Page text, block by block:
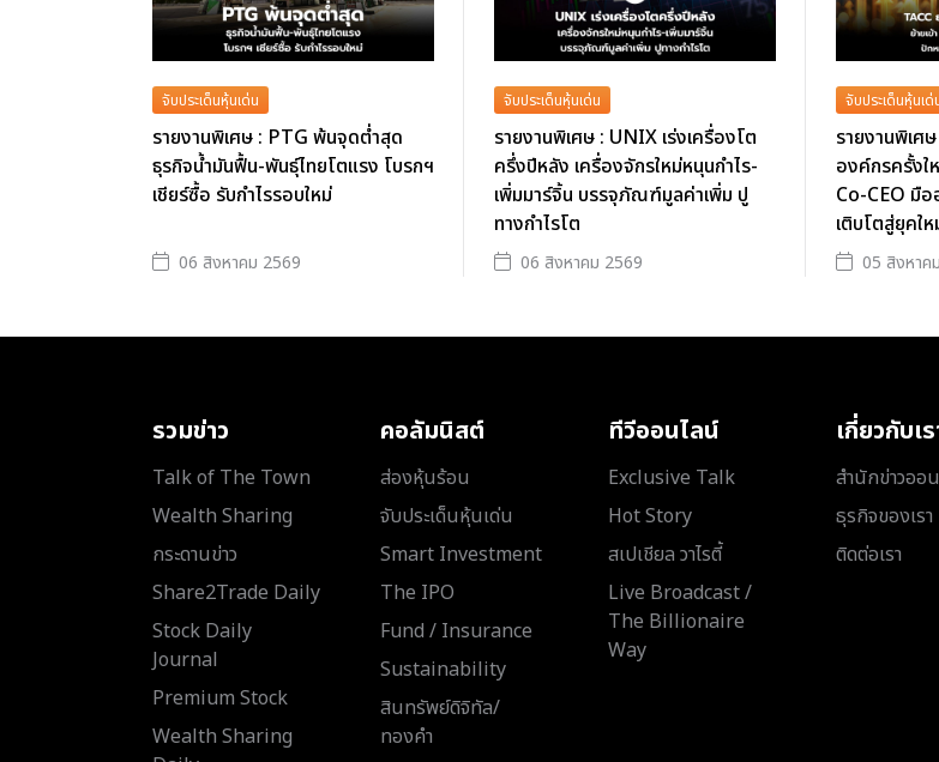
จับประเด็นหุ้นเด่น
รายงานพิเศษ : PTG พ้นจุดต่ำสุด
ธุรกิจน้ำมันฟื้น-พันธุ์ไทยโตแรง โบรกฯ
เชียร์ซื้อ รับกำไรรอบใหม่
06 สิงหาคม 2569
จับประเด็นหุ้นเด่น
รายงานพิเศษ : UNIX เร่งเครื่องโต
ครึ่งปีหลัง เครื่องจักรใหม่หนุนกำไร-
เพิ่มมาร์จิ้น บรรจุภัณฑ์มูลค่าเพิ่ม ปู
ทางกำไรโต
06 สิงหาคม 2569
จับประเด็นหุ้นเด่
รายงานพิเศ
องค์กรครั้งใ
Co-CEO มื
เติบโตสู่ยุคใ
05 สิงหาค
รวมข่าว
Talk of The Town
Wealth Sharing
กระดานข่าว
Share2Trade Daily
Stock Daily
Journal
Premium Stock
Wealth Sharing
คอลัมนิสต์
ส่องหุ้นร้อน
จับประเด็นหุ้นเด่น
Smart Investment
The IPO
Fund / Insurance
Sustainability
สินทรัพย์ดิจิทัล/
ทองคำ
ทีวีออนไลน์
Exclusive Talk
Hot Story
สเปเชียล วาไรตี้
Live Broadcast /
The Billionaire
Way
เกี่ยวกับเ
สำนักข่าวออ
ธุรกิจของเรา
ติดต่อเรา